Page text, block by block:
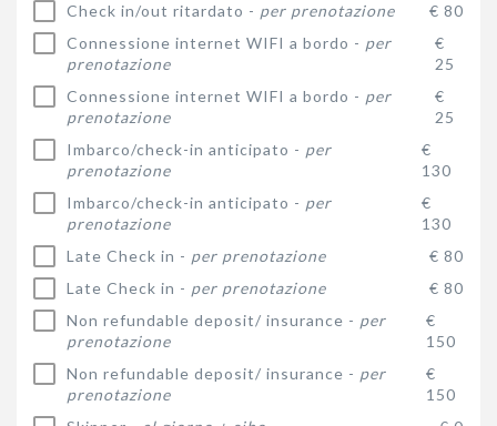
Check in/out ritardato - per prenotazione
€ 80
Connessione internet WIFI a bordo - per
prenotazione
€
25
Connessione internet WIFI a bordo - per
prenotazione
€
25
Imbarco/check-in anticipato - per
prenotazione
€
130
Imbarco/check-in anticipato - per
prenotazione
€
130
Late Check in - per prenotazione
€ 80
Late Check in - per prenotazione
€ 80
Non refundable deposit/ insurance - per
prenotazione
€
150
Non refundable deposit/ insurance - per
prenotazione
€
150